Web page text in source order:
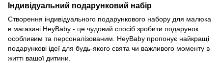
Індивідуальний подарунковий набір
Створення індивідуального подарункового набору для малюка
в магазині HeyBaby - це чудовий спосіб зробити подарунок
особливим та персоналізованим. HeyBaby пропонує найкращі
подарункові ідеї для будь-якого свята чи важливого моменту в
житті вашої дитини.